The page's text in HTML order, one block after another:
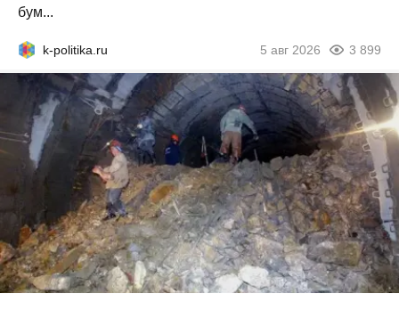
бум...
k-politika.ru 5 авг 2026 3 899